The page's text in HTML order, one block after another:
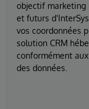
objectif marketing
et futurs
vos coordonnées
solution CRM
conformément
des données.